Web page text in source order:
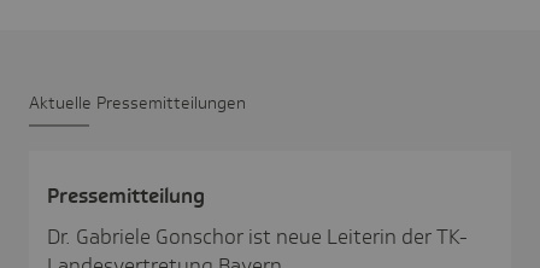
Aktu­elle Pres­se­mit­tei­lungen
Pres­se­mit­tei­lung
Dr. Gabriele Gonschor ist neue Leiterin der TK-